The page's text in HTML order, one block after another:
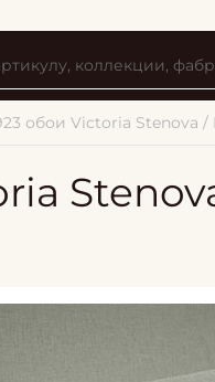
обои Victoria Stenova /